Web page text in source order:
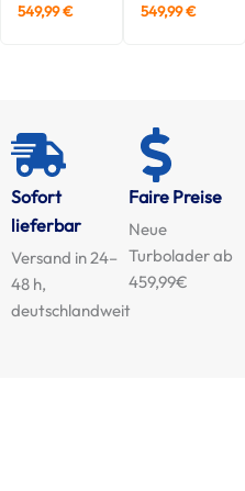
549,99€ 549,99€
Sofort
lieferbar
Versand in 24–
48 h,
deutschlandweit
Faire Preise
Neue
Turbolader ab
459,99€